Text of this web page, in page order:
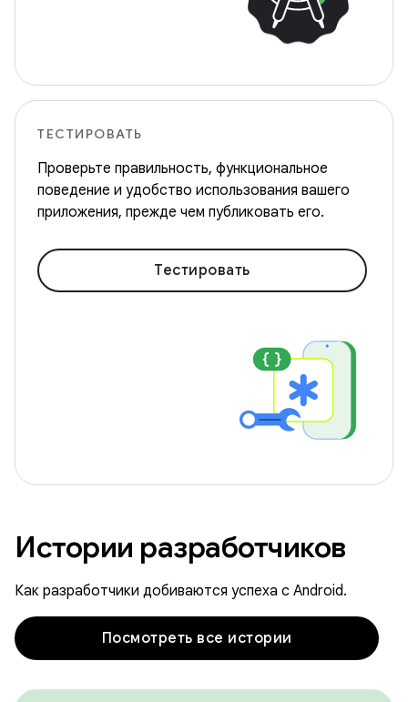
ТЕСТИРОВАТЬ
Проверьте правильность, функциональное
поведение и удобство использования вашего
приложения, прежде чем публиковать его.
Тестировать
Истории разработчиков
Как разработчики добиваются успеха с Android.
Посмотреть все истории